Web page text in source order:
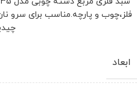
فلز،چوب و پارچه.مناسب برای سرو
ابعاد